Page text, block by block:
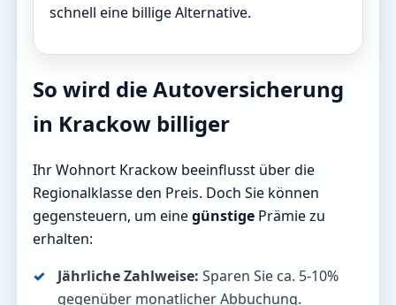
schnell eine billige Alternative.
So wird die Autoversicherung
in Krackow billiger
Ihr Wohnort Krackow beeinflusst über die
Regionalklasse den Preis. Doch Sie können
gegensteuern, um einegünstige Prämie zu
erhalten:
Jährliche Zahlweise: Sparen Sie ca. 5-10%
gegenüber monatlicher Abbuchung.